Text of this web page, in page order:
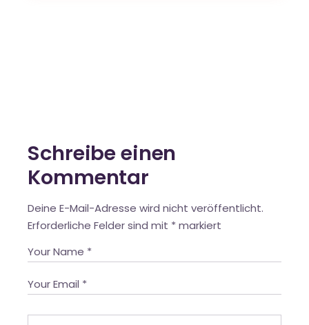
Schreibe einen
Kommentar
Deine E-Mail-Adresse wird nicht veröffentlicht.
Erforderliche Felder sind mit * markiert